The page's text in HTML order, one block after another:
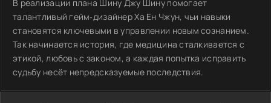
В реализации плана Шину Джу Шину помогает
талантливый гейм‑дизайнер Ха Ен Чжун, чьи навыки
становятся ключевыми в управлении новым сознанием.
Так начинается история, где медицина сталкивается с
этикой, любовь с законом, а каждая попытка исправить
судьбу несёт непредсказуемые последствия.